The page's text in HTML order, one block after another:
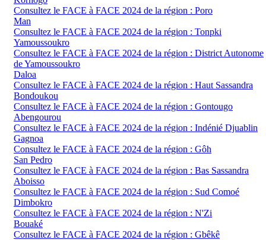
Consultez le FACE à FACE 2024 de la région : Poro
Man
Consultez le FACE à FACE 2024 de la région : Tonpki
Yamoussoukro
Consultez le FACE à FACE 2024 de la région : District Autonome
de Yamoussoukro
Daloa
Consultez le FACE à FACE 2024 de la région : Haut Sassandra
Bondoukou
Consultez le FACE à FACE 2024 de la région : Gontougo
Abengourou
Consultez le FACE à FACE 2024 de la région : Indénié Djuablin
Gagnoa
Consultez le FACE à FACE 2024 de la région : Gôh
San Pedro
Consultez le FACE à FACE 2024 de la région : Bas Sassandra
Aboisso
Consultez le FACE à FACE 2024 de la région : Sud Comoé
Dimbokro
Consultez le FACE à FACE 2024 de la région : N'Zi
Bouaké
Consultez le FACE à FACE 2024 de la région : Gbêkê